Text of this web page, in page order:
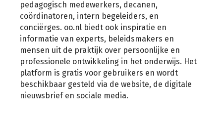
pedagogisch medewerkers, decanen,
coördinatoren, intern begeleiders, en
conciërges. oo.nl biedt ook inspiratie en
informatie van experts, beleidsmakers en
mensen uit de praktijk over persoonlijke en
professionele ontwikkeling in het onderwijs. Het
platform is gratis voor gebruikers en wordt
beschikbaar gesteld via de website, de digitale
nieuwsbrief en sociale media.